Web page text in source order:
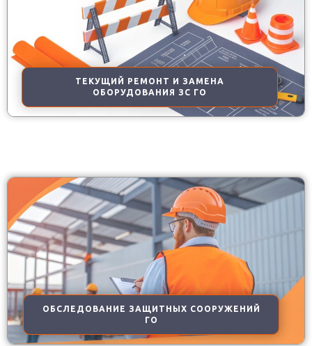
ТЕКУЩИЙ РЕМОНТ И ЗАМЕНА
ОБОРУДОВАНИЯ ЗС ГО
ОБСЛЕДОВАНИЕ ЗАЩИТНЫХ СООРУЖЕНИЙ
ГО